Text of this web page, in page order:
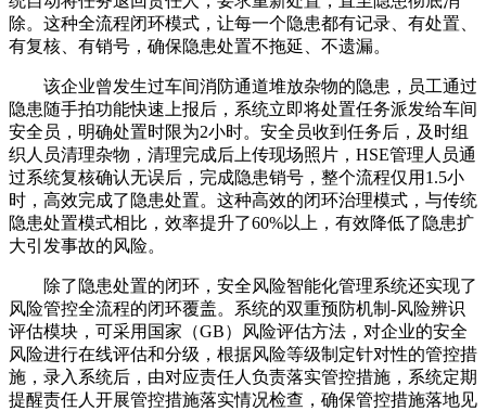
除。这种全流程闭环模式，让每一个隐患都有记录、有处置、
有复核、有销号，确保隐患处置不拖延、不遗漏。
该企业曾发生过车间消防通道堆放杂物的隐患，员工通过
隐患随手拍功能快速上报后，系统立即将处置任务派发给车间
安全员，明确处置时限为2小时。安全员收到任务后，及时组
织人员清理杂物，清理完成后上传现场照片，HSE管理人员通
过系统复核确认无误后，完成隐患销号，整个流程仅用1.5小
时，高效完成了隐患处置。这种高效的闭环治理模式，与传统
隐患处置模式相比，效率提升了60%以上，有效降低了隐患扩
大引发事故的风险。
除了隐患处置的闭环，安全风险智能化管理系统还实现了
风险管控全流程的闭环覆盖。系统的双重预防机制-风险辨识
评估模块，可采用国家（GB）风险评估方法，对企业的安全
风险进行在线评估和分级，根据风险等级制定针对性的管控措
施，录入系统后，由对应责任人负责落实管控措施，系统定期
提醒责任人开展管控措施落实情况检查，确保管控措施落地见